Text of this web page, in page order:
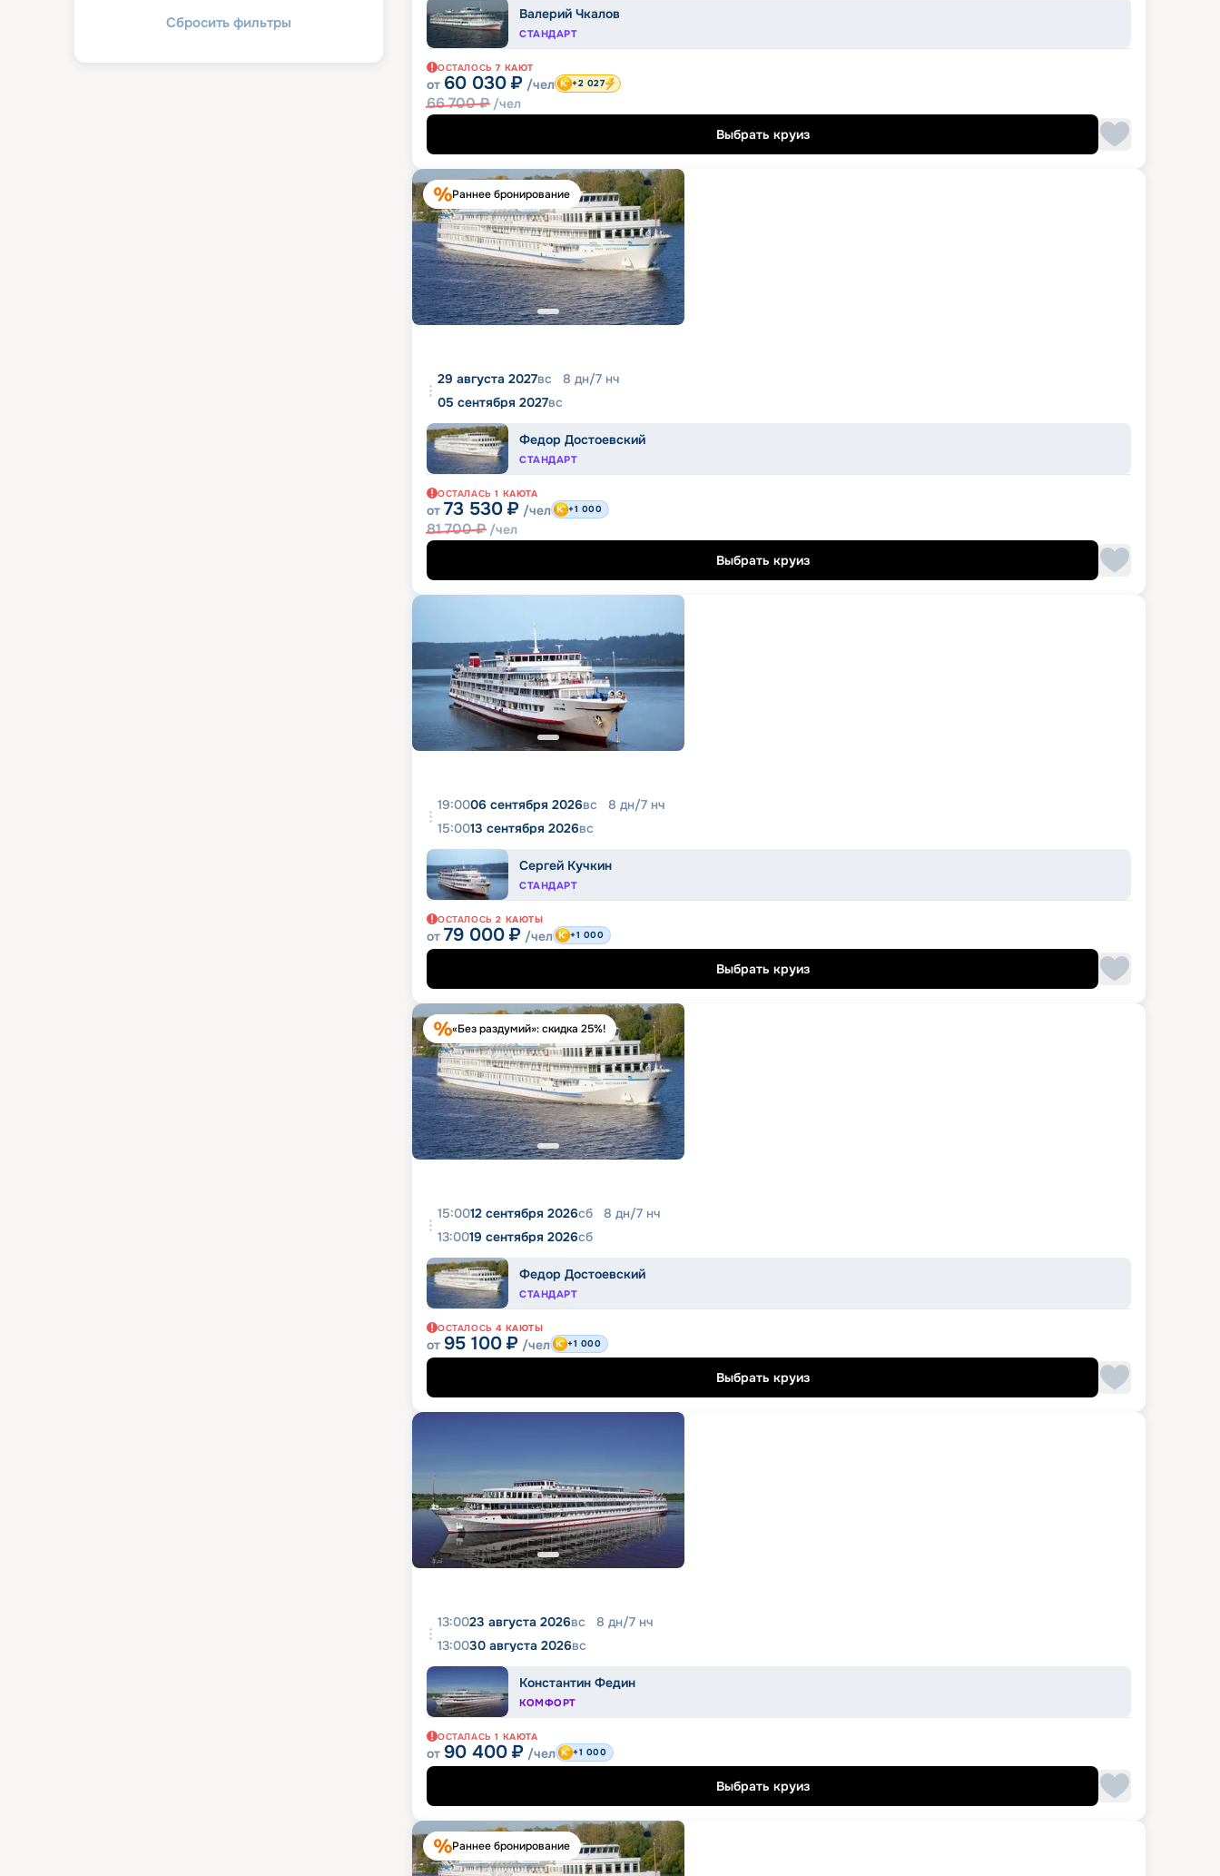
Сбросить фильтры Валерий Чкалов
СТАНДАРТ
ОСТАЛОСЬ 7 КАЮТ
от 60 030 ₽ /чел
66 700₽ /чел
+2 027
Выбрать круиз
Раннее бронирование
29 августа 2027вс 8 дн/7 нч
05 сентября 2027вс
Федор Достоевский
СТАНДАРТ
ОСТАЛАСЬ 1 КАЮТА
от 73 530 ₽ /чел
81 700₽ /чел
+1 000
Выбрать круиз
19:0006 сентября 2026вс 8 дн/7 нч
15:0013 сентября 2026вс
Сергей Кучкин
СТАНДАРТ
ОСТАЛОСЬ 2 КАЮТЫ
от 79 000 ₽ /чел +1 000
Выбрать круиз
«Без раздумий»: скидка 25%!
15:0012 сентября 2026сб 8 дн/7 нч
13:0019 сентября 2026сб
Федор Достоевский
СТАНДАРТ
ОСТАЛОСЬ 4 КАЮТЫ
от 95 100 ₽ /чел +1 000
Выбрать круиз
13:0023 августа 2026вс 8 дн/7 нч
13:0030 августа 2026вс
Константин Федин
КОМФОРТ
ОСТАЛАСЬ 1 КАЮТА
от 90 400 ₽ /чел +1 000
Выбрать круиз
Раннее бронирование